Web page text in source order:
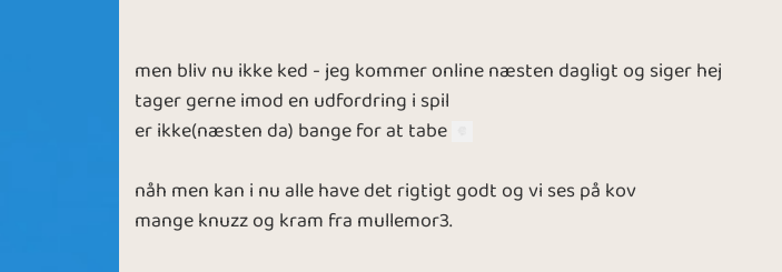
men bliv nu ikke ked - jeg kommer online næsten dagligt og siger hej
tager gerne imod en udfordring i spil
er ikke(næsten da) bange for at tabe
nåh men kan i nu alle have det rigtigt godt og vi ses på kov
mange knuzz og kram fra mullemor3.